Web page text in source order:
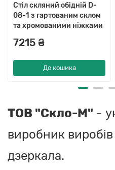
Стіл скляний обідній D-
08-1 з гартованим склом
та хромованими ніжками
7215 ₴
До кошика
ТОВ "Скло-М" -
виробник виробів
дзеркала.